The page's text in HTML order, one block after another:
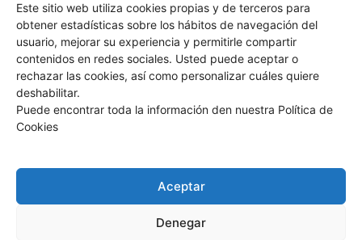
Este sitio web utiliza cookies propias y de terceros para
obtener estadísticas sobre los hábitos de navegación del
usuario, mejorar su experiencia y permitirle compartir
contenidos en redes sociales. Usted puede aceptar o
rechazar las cookies, así como personalizar cuáles quiere
deshabilitar.
Puede encontrar toda la información den nuestra Política de
Cookies
Aceptar
Denegar
15 de agosto